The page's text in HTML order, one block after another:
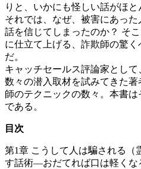
りと、いかにも怪しい話がほと
それでは、なぜ、被害にあっ
話を信じてしまったのか？ そ
に仕立て上げる、詐欺師の驚
だ。
キャッチセールス評論家とし
数々の潜入取材を試みてきた
師のテクニックの数々。本書
である。
目次
第1章 こうして人は騙される（
す話術—おだてれば口は軽くな